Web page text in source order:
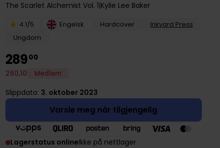
The Scarlet Alchemist Vol. 1 Kylie Lee Baker
4.1/5 Engelsk Hardcover
Inkyard Press
Ungdom
28900
260,10 Medlem
Slippdato: 3. oktober 2023
Varsle meg når tilgjengelig
Lagerstatus onlineIkke på nettlager